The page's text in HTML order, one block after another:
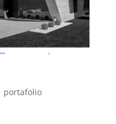
portafolio